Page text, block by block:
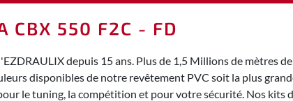
CBX 550 F2C - FD
depuis 15 ans. Plus de 1,5 Millions de mètres
disponibles de notre revêtement PVC soit la plus
le tuning, la compétition et pour votre sécurité. Nos kits